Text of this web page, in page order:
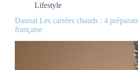
Lifestyle
Daunat Les carrées chauds : 4
française